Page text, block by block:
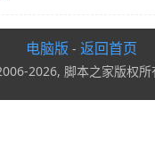
电脑版 - 返回首页
2026, 脚本之家版权所